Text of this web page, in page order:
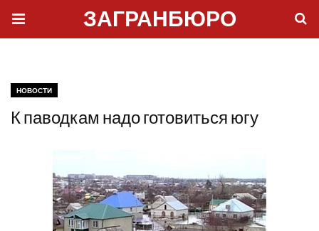
ЗАГРАНБЮРО
НОВОСТИ
К паводкам надо готовиться югу